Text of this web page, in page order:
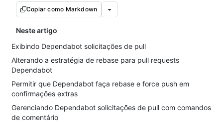
Copiar como Markdown
Neste artigo
Exibindo Dependabot solicitações de pull
Alterando a estratégia de rebase para pull requests
Dependabot
Permitir que Dependabot faça rebase e force push em
confirmações extras
Gerenciando Dependabot solicitações de pull com comandos
de comentário